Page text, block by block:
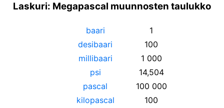
Laskuri: Megapascal muunnosten taulukko
baari
1
desibaari
100
millibaari
1 000
psi
14,504
pascal
100 000
kilopascal
100